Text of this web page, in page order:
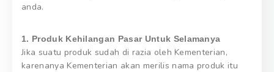
anda.
1. Produk Kehilangan Pasar Untuk Selamanya
Jika suatu produk sudah di razia oleh Kementerian,
karenanya Kementerian akan merilis nama produk itu